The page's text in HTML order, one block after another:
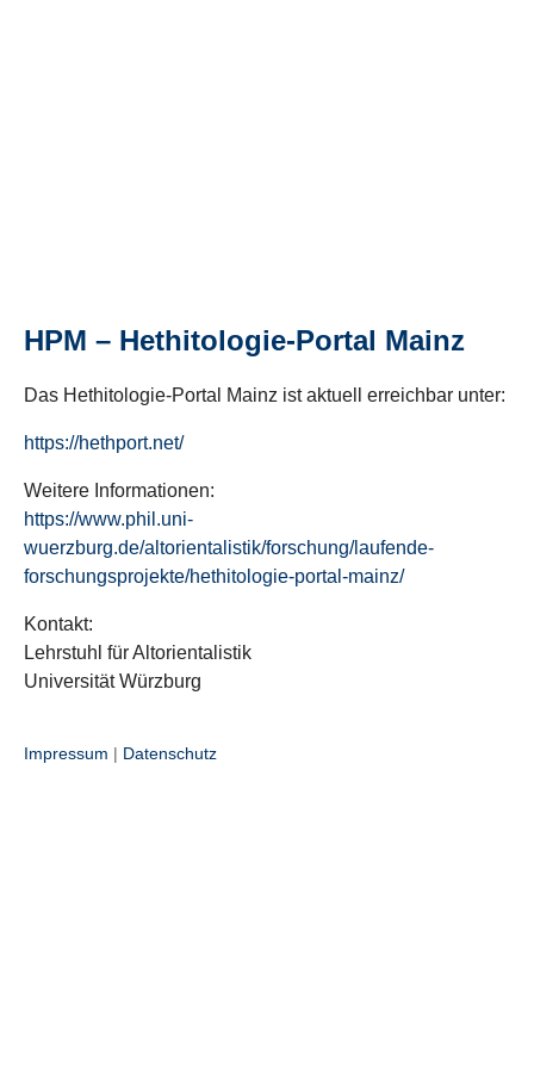
HPM – Hethitologie-Portal Mainz
Das Hethitologie-Portal Mainz ist aktuell erreichbar unter:
https://hethport.net/
Weitere Informationen:
https://www.phil.uni-
wuerzburg.de/altorientalistik/forschung/laufende-
forschungsprojekte/hethitologie-portal-mainz/
Kontakt:
Lehrstuhl für Altorientalistik
Universität Würzburg
Impressum | Datenschutz